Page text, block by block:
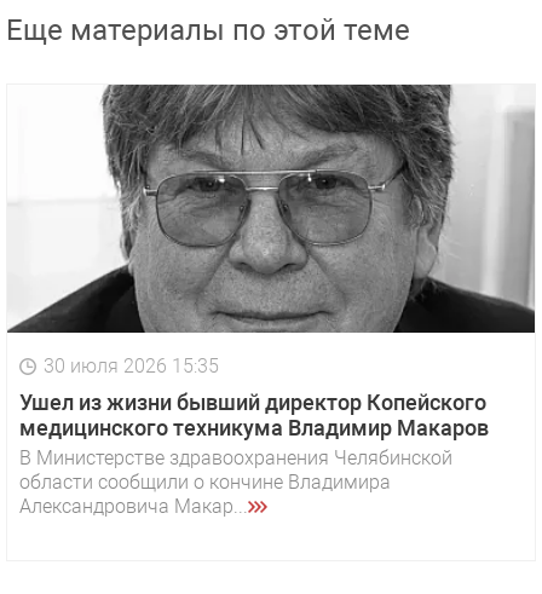
Еще материалы по этой теме
30 июля 2026 15:35
Ушел из жизни бывший директор Копейского
медицинского техникума Владимир Макаров
В Министерстве здравоохранения Челябинской
области сообщили о кончине Владимира
Александровича Макар...